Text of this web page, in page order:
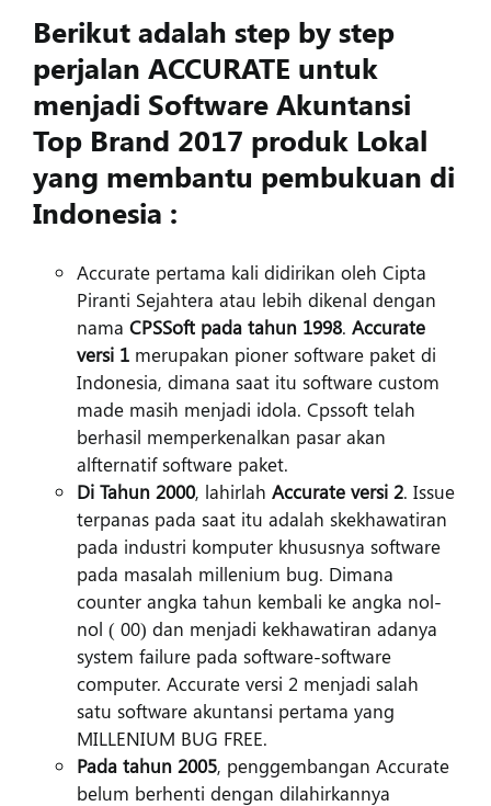
Berikut adalah step by step
perjalan ACCURATE untuk
menjadi Software Akuntansi
Top Brand 2017 produk Lokal
yang membantu pembukuan di
Indonesia :
Accurate pertama kali didirikan oleh Cipta
Piranti Sejahtera atau lebih dikenal dengan
nama CPSSoft pada tahun 1998. Accurate
versi 1 merupakan pioner software paket di
Indonesia, dimana saat itu software custom
made masih menjadi idola. Cpssoft telah
berhasil memperkenalkan pasar akan
alfternatif software paket.
Di Tahun 2000, lahirlah Accurate versi 2. Issue
terpanas pada saat itu adalah skekhawatiran
pada industri komputer khususnya software
pada masalah millenium bug. Dimana
counter angka tahun kembali ke angka nol-
nol ( 00) dan menjadi kekhawatiran adanya
system failure pada software-software
computer. Accurate versi 2 menjadi salah
satu software akuntansi pertama yang
MILLENIUM BUG FREE.
Pada tahun 2005, penggembangan Accurate
belum berhenti dengan dilahirkannya